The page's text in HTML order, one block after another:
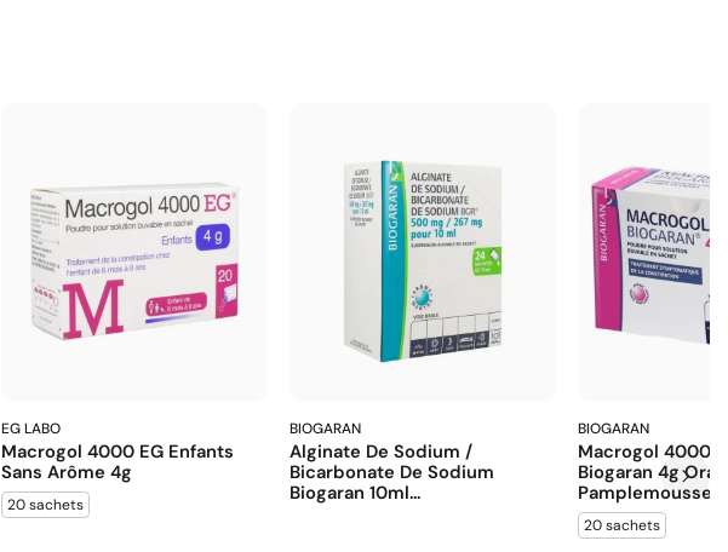
EG LABO
Macrogol 4000 EG Enfants
Sans Arôme 4g
20 sachets
BIOGARAN
Alginate De Sodium /
Bicarbonate De Sodium
Biogaran 10ml...
BIOGARAN
Macrogol 4000
Biogaran 4g
Pamplemousse...
20 sachets